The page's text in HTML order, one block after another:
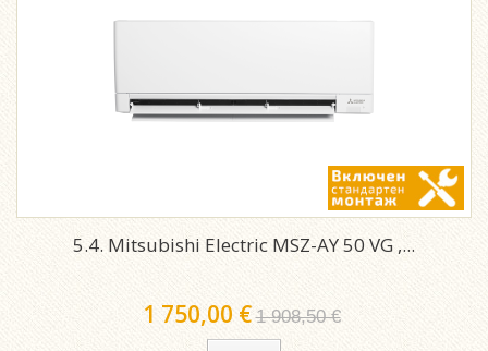
5.4. Mitsubishi Electric MSZ-AY 50 VG ,...
1 750,00 € 1 908,50 €